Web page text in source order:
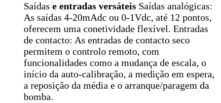
Saídas e entradas versáteis Saídas analógicas:
As saídas 4-20mAdc ou 0-1Vdc, até 12 pontos,
oferecem uma conetividade flexível. Entradas
de contacto: As entradas de contacto seco
permitem o controlo remoto, com
funcionalidades como a mudança de escala, o
início da auto-calibração, a medição em espera,
a reposição da média e o arranque/paragem da
bomba.